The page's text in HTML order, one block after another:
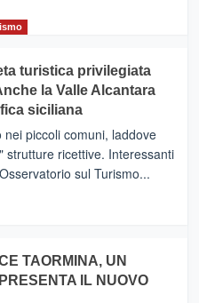
turistica privilegiata
la Valle Alcantara
siciliana
piccoli comuni, laddove
strutture ricettive. Interessanti
sul Turismo...
TAORMINA, UN
IL NUOVO